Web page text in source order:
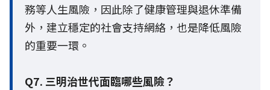
務等人生風險，因此除了健康管理與退休準備
外，建立穩定的社會支持網絡，也是降低風險
的重要一環。
Q7. 三明治世代面臨哪些風險？